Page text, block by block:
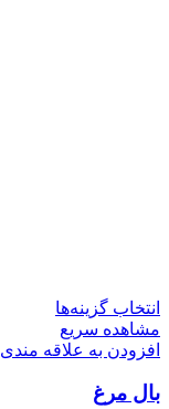
انتخاب گزینه‌ها
دارای
مشاهده سریع
افزودن به علاقه مندی
بال مرغ